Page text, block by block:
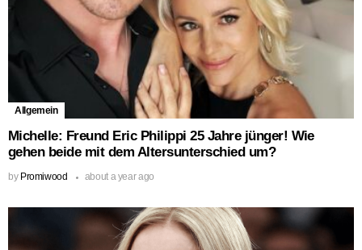
Allgemein
Michelle: Freund Eric Philippi 25 Jahre jünger! Wie
gehen beide mit dem Altersunterschied um?
by Promiwood about a year ago